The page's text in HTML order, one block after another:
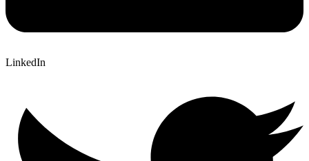
LinkedIn